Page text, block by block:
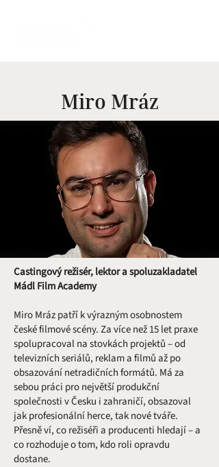
Miro Mráz
Castingový režisér, lektor a spoluzakladatel
Mádl Film Academy
Miro Mráz patří k výrazným osobnostem
české filmové scény. Za více než 15 let praxe
spolupracoval na stovkách projektů – od
televizních seriálů, reklam a filmů až po
obsazování netradičních formátů. Má za
sebou práci pro největší produkční
společnosti v Česku i zahraničí, obsazoval
jak profesionální herce, tak nové tváře.
Přesně ví, co režiséři a producenti hledají – a
co rozhoduje o tom, kdo roli opravdu
dostane.